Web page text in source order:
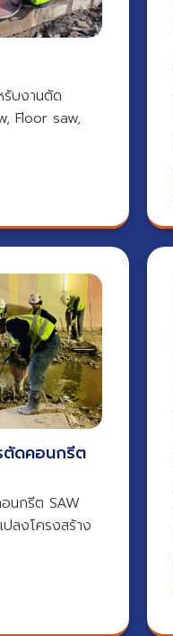
รับงานตัด
Floor saw,
ตัดคอนกรีต
นกรีต SAW
ลงโครงสร้าง